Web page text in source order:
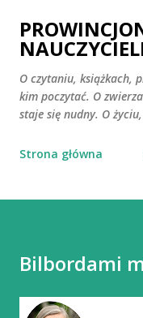
Przejdź
O czytaniu, książkach,
kim poczytać. O
staje się nudny. O
Strona główna
Bilbordami